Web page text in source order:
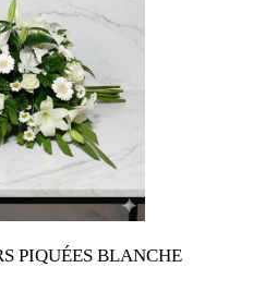
PIQUÉES BLANCHE